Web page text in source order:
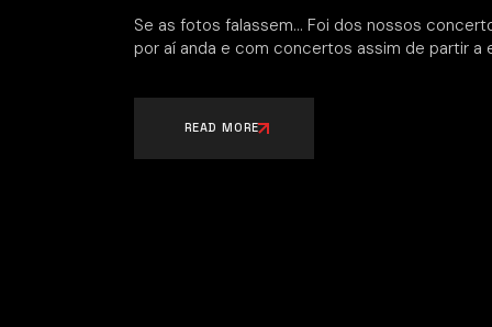
Se as fotos falassem… Foi dos nossos
por aí anda e com concertos assim de partir a
READ MORE